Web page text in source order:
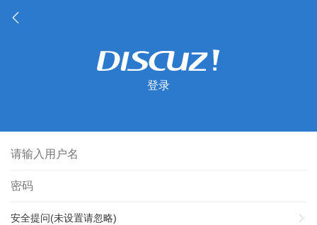
登录
安全提问(未设置请忽略)